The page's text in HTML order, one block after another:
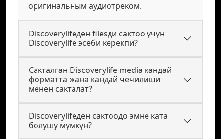
оригинальным аудиотреком.
Discoverylifeден filesди сактоо үчүн
Discoverylife эсеби керекпи?
Сакталган Discoverylife media кандай
форматта жана кандай чечилиши
менен сакталат?
Discoverylifeден сактоодо эмне ката
болушу мүмкүн?